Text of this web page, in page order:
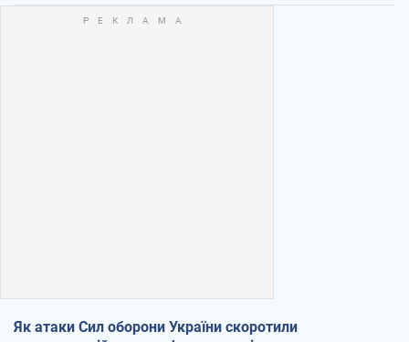
Як атаки Сил оборони України скоротили